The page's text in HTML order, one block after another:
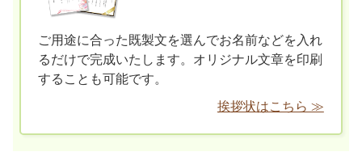
ご用途に合った既製文を選んでお名前などを入れ
るだけで完成いたします。オリジナル文章を印刷
することも可能です。
挨拶状はこちら ≫